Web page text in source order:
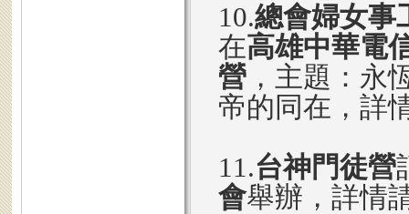
10.總會婦女事
在高雄中華電
營，主題：永
帝的同在，詳
11.台神門徒營
會舉辦，詳情